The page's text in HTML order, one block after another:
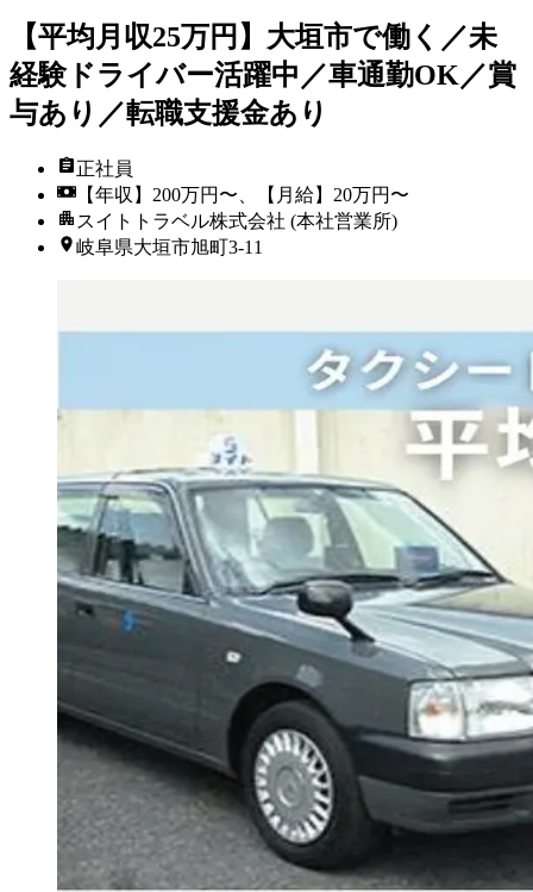
【平均月収25万円】大垣市で働く／未
経験ドライバー活躍中／車通勤OK／賞
与あり／転職支援金あり
正社員
【年収】200万円〜、【月給】20万円〜
スイトトラベル株式会社 (本社営業所)
岐阜県大垣市旭町3-11